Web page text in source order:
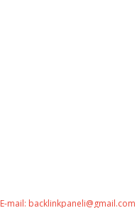
E-mail: backlinkpaneli@gmail.com